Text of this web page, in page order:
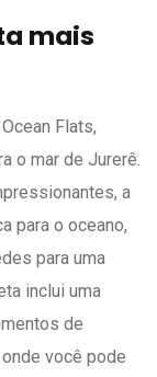
mais
Flats,
o mar de Jurerê.
a
para o oceano,
para uma
inclui uma
de
você pode